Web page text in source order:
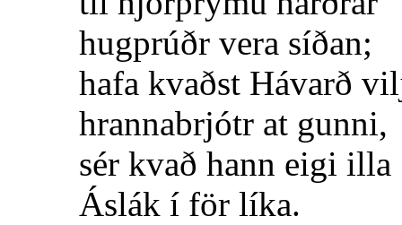
hugprúðr vera síðan;
hafa kvaðst Hávarð
hrannabrjótr at gunni,
sér kvað hann eigi illa
Áslák í för líka.